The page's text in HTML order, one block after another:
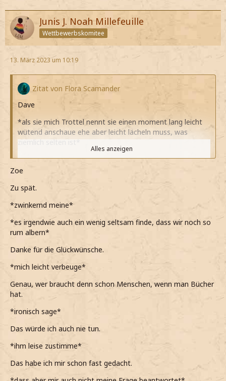
Junis J. Noah Millefeuille
Wettbewerbskomitee
13. März 2023 um 10:19
Zitat von Flora Scamander
Dave
*als sie mich Trottel nennt sie einen moment lang leicht
wütend anschaue ehe aber leicht lächeln muss, was
ziemlich selten ist*
nenn mich nicht Trottel Zoe, das würdest du bereuen.
*leicht die Augen verdrehe als sie meint das man das echt
garnicht bemerkt*
*sie dann noch darauf zusprechen kommt das wohl
wirklich etwas von meiner Gelassenheit verloren hab
tatsächlich geschafft hat und mir noch immer nicht klar ist
warum genau*
Eigentlich nein. Hm, aber wenn hättest du ihn wohl jetzt
bekommen, herzlichen Glückwunsch.
*ironisch sage und sie kurz angrinse*
Pfff ach bitte....
*meine als sie meint das es wohl nur so ist wenn es um
Schule geht*
Alles anzeigen
Zoe
Zu spät.
*zwinkernd meine*
*es irgendwie auch ein wenig seltsam finde, dass wir noch so
rum albern*
Danke für die Glückwünsche.
*mich leicht verbeuge*
Genau, wer braucht denn schon Menschen, wenn man Bücher
hat.
*ironisch sage*
Das würde ich auch nie tun.
*ihm leise zustimme*
Das habe ich mir schon fast gedacht.